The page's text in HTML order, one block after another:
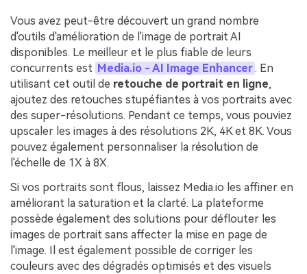
Vous avez peut-être découvert un grand nombre
d'outils d'amélioration de l'image de portrait AI
disponibles. Le meilleur et le plus fiable de leurs
concurrents est Media.io - AI Image Enhancer . En
utilisant cet outil de retouche de portrait en ligne,
ajoutez des retouches stupéfiantes à vos portraits avec
des super-résolutions. Pendant ce temps, vous pouviez
upscaler les images à des résolutions 2K, 4K et 8K. Vous
pouvez également personnaliser la résolution de
l'échelle de 1X à 8X.
Si vos portraits sont flous, laissez Media.io les affiner en
améliorant la saturation et la clarté. La plateforme
possède également des solutions pour déflouter les
images de portrait sans affecter la mise en page de
l'image. Il est également possible de corriger les
couleurs avec des dégradés optimisés et des visuels